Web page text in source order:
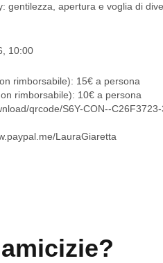
gentilezza, apertura e voglia di
10:00
rimborsabile): 15€ a persona
rimborsabile): 10€ a persona
qrcode/S6Y-CON--
LauraGiaretta